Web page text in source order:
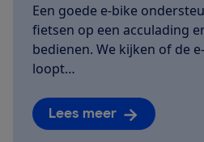
Een goede e-bike
fietsen op een acculading
bedienen. We kijken of de
loopt…
Lees meer